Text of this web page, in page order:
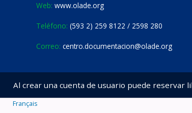
Web: www.olade.org
Teléfono: (593 2) 259 8122 / 2598 280
Correo: centro.documentacion@olade.org
Al crear una cuenta de usuario puede reservar
Français